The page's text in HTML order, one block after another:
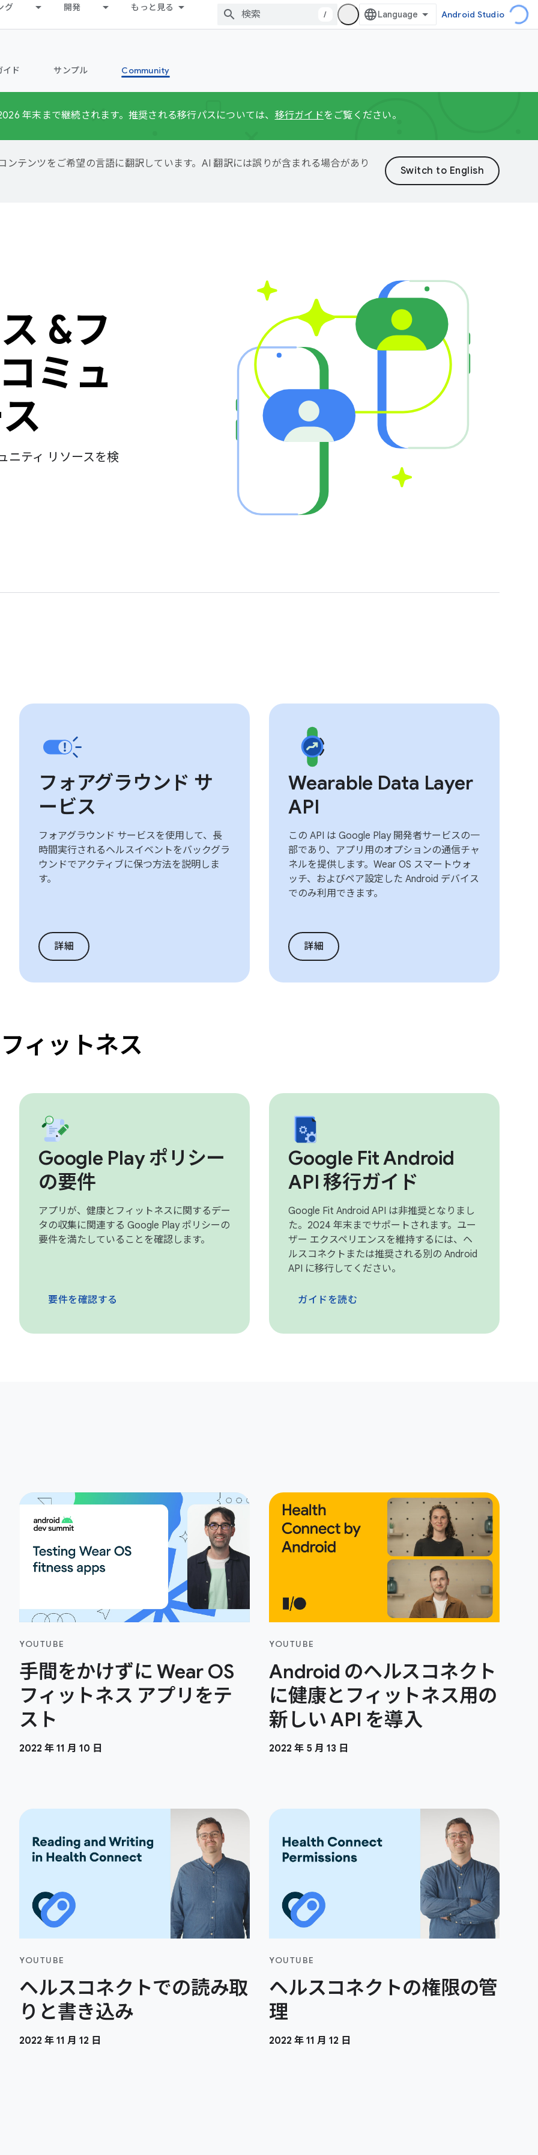
グ 開発 もっと見る
/ Android Studio
イド サンプル Community
年末まで継続されます。推奨される移行パスについては、 移行ガイド をご覧ください。
ンテンツをご希望の言語に翻訳しています。AI 翻訳には誤りが含まれる場合があり
&フ
ミュ
ニティ リソースを検
フォアグラウンド サ
ービス
フォアグラウンド サービスを使用して、長
時間実行されるヘルスイベントをバックグラ
ウンドでアクティブに保つ方法を説明しま
す。
詳細
Wearable Data Layer
API
この API は Google Play 開発者サービスの一
部であり、アプリ用のオプションの通信チャ
ネルを提供します。Wear OS スマートウォ
ッチ、およびペア設定した Android デバイス
でのみ利用できます。
詳細
ィットネス
Google Play ポリシー
の要件
アプリが、健康とフィットネスに関するデー
タの収集に関連する Google Play ポリシーの
要件を満たしていることを確認します。
要件を確認する
Google Fit Android
API 移行ガイド
Google Fit Android API は非推奨となりまし
た。2024 年末までサポートされます。ユー
ザー エクスペリエンスを維持するには、ヘ
ルスコネクトまたは推奨される別の Android
API に移行してください。
ガイドを読む
YOUTUBE
手間をかけずに Wear OS
フィットネス アプリをテ
スト
2022 年 11 月 10 日
YOUTUBE
Android のヘルスコネクト
に健康とフィットネス用の
新しい API を導入
2022 年 5 月 13 日
YOUTUBE
ヘルスコネクトでの読み取
りと書き込み
2022 年 11 月 12 日
YOUTUBE
ヘルスコネクトの権限の管
理
2022 年 11 月 12 日